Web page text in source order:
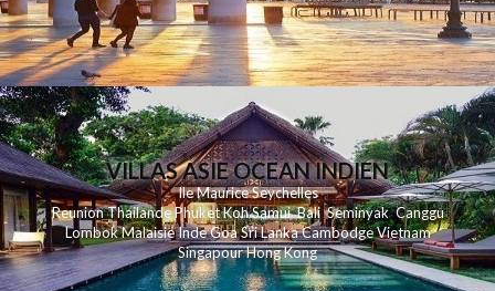
VILLAS ASIE OCEAN INDIEN
Ile MauriceSeychelles
ReunionThailandePhuketKohSamui Bali SeminyakCanggu
LombokMalaisieIndeGoaSri LankaCambodgeVietnam
SingapourHong Kong